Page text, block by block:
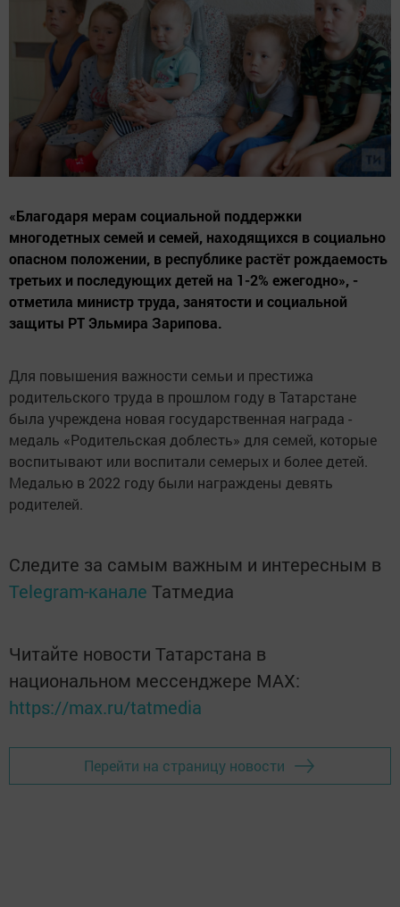
«Благодаря мерам социальной поддержки
многодетных семей и семей, находящихся в социально
опасном положении, в республике растёт рождаемость
третьих и последующих детей на 1-2% ежегодно», -
отметила министр труда, занятости и социальной
защиты РТ Эльмира Зарипова.
Для повышения важности семьи и престижа
родительского труда в прошлом году в Татарстане
была учреждена новая государственная награда -
медаль «Родительская доблесть» для семей, которые
воспитывают или воспитали семерых и более детей.
Медалью в 2022 году были награждены девять
родителей.
Следите за самым важным и интересным в
Telegram-канале Татмедиа
Читайте новости Татарстана в
национальном мессенджере MАХ:
https://max.ru/tatmedia
Перейти на страницу новости